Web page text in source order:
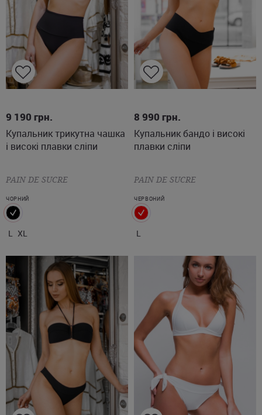
9 190 грн.
Купальник трикутна чашка
і високі плавки сліпи
PAIN DE SUCRE
ЧОРНИЙ
L XL
8 990 грн.
Купальник бандо і високі
плавки сліпи
PAIN DE SUCRE
ЧЕРВОНИЙ
L